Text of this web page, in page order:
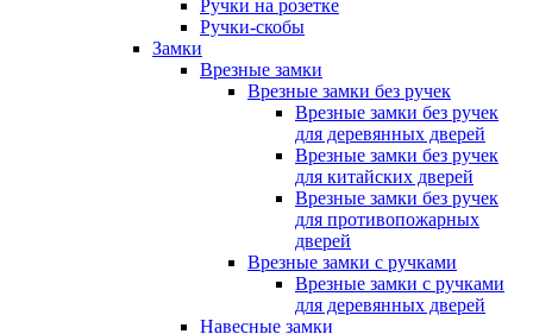
Ручки на розетке
Ручки-скобы
Замки
Врезные замки
Врезные замки без ручек
Врезные замки без ручек
для деревянных дверей
Врезные замки без ручек
для китайских дверей
Врезные замки без ручек
для противопожарных
дверей
Врезные замки с ручками
Врезные замки с ручками
для деревянных дверей
Навесные замки